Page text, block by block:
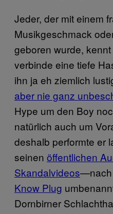
Jeder, der mit einem
Musikgeschmack
geboren wurde, kennt
verbinde eine tiefe
ihn ja eh ziemlich
aber nie ganz
Hype um den Boy
natürlich auch um
deshalb performte er
seinen öffentlichen
Skandalvideos—nach
Know Plug
Dornbirner